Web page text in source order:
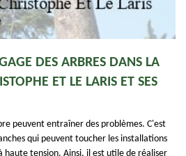
DES ARBRES DANS LA
ET LE LARIS ET SES
peuvent entraîner des problèmes. C'est
qui peuvent toucher les installations
haute tension. Ainsi, il est utile de réaliser